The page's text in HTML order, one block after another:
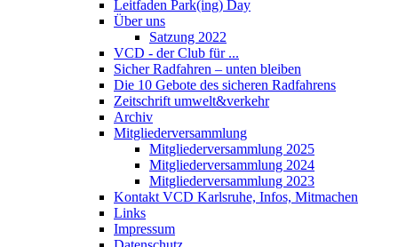
Leitfaden Park(ing) Day
Über uns
Satzung 2022
VCD - der Club für ...
Sicher Radfahren – unten bleiben
Die 10 Gebote des sicheren Radfahrens
Zeitschrift umwelt&verkehr
Archiv
Mitgliederversammlung
Mitgliederversammlung 2025
Mitgliederversammlung 2024
Mitgliederversammlung 2023
Kontakt VCD Karlsruhe, Infos, Mitmachen
Links
Impressum